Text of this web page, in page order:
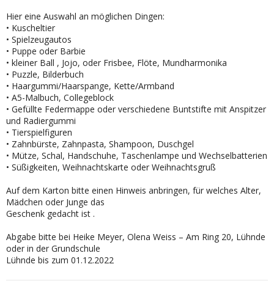
Hier eine Auswahl an möglichen Dingen:
• Kuscheltier
• Spielzeugautos
• Puppe oder Barbie
• kleiner Ball , Jojo, oder Frisbee, Flöte, Mundharmonika
• Puzzle, Bilderbuch
• Haargummi/Haarspange, Kette/Armband
• A5-Malbuch, Collegeblock
• Gefüllte Federmappe oder verschiedene Buntstifte mit Anspitzer
und Radiergummi
• Tierspielfiguren
• Zahnbürste, Zahnpasta, Shampoon, Duschgel
• Mütze, Schal, Handschuhe, Taschenlampe und Wechselbatterien
• Süßigkeiten, Weihnachtskarte oder Weihnachtsgruß
Auf dem Karton bitte einen Hinweis anbringen, für welches Alter,
Mädchen oder Junge das
Geschenk gedacht ist .
Abgabe bitte bei Heike Meyer, Olena Weiss – Am Ring 20, Lühnde
oder in der Grundschule
Lühnde bis zum 01.12.2022